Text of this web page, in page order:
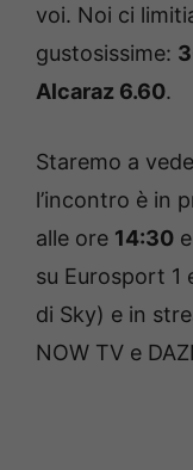
voi. Noi ci
gustosissime:
Alcaraz 6.60.
Staremo a
l’incontro è in
alle ore 14:30
su Eurosport 1
di Sky) e in
NOW TV e